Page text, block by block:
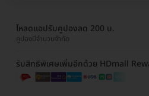
โหลดแอปรับคูปองลด 200 บ.
คูปองมีจำนวนจำกัด
รับสิทธิพิเศษเพิ่มอีกด้วย HDmall